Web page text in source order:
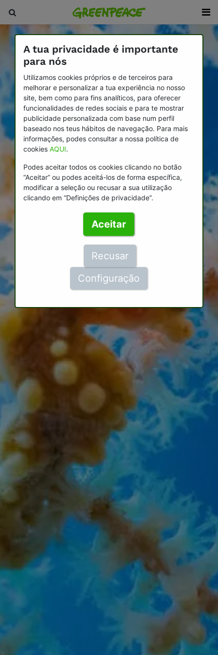
A tua privacidade é importante
para nós
Utilizamos cookies próprios e de terceiros para
melhorar e personalizar a tua experiência no nosso
site, bem como para fins analíticos, para oferecer
funcionalidades de redes sociais e para te mostrar
publicidade personalizada com base num perfil
baseado nos teus hábitos de navegação. Para mais
informações, podes consultar a nossa política de
cookies AQUI.
Podes aceitar todos os cookies clicando no botão
“Aceitar” ou podes aceitá-los de forma específica,
modificar a seleção ou recusar a sua utilização
clicando em “Definições de privacidade”.
Aceitar
Recusar
Configuração